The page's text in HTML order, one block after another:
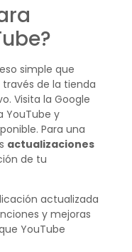
simple que
de la tienda
Visita la Google
YouTube y
Para una
actualizaciones
de tu
actualizada
y mejoras
YouTube